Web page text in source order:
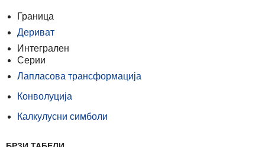
Граница
Дериват
Интегрален
Серии
Лапласова трансформација
Конволуција
Калкулусни симболи